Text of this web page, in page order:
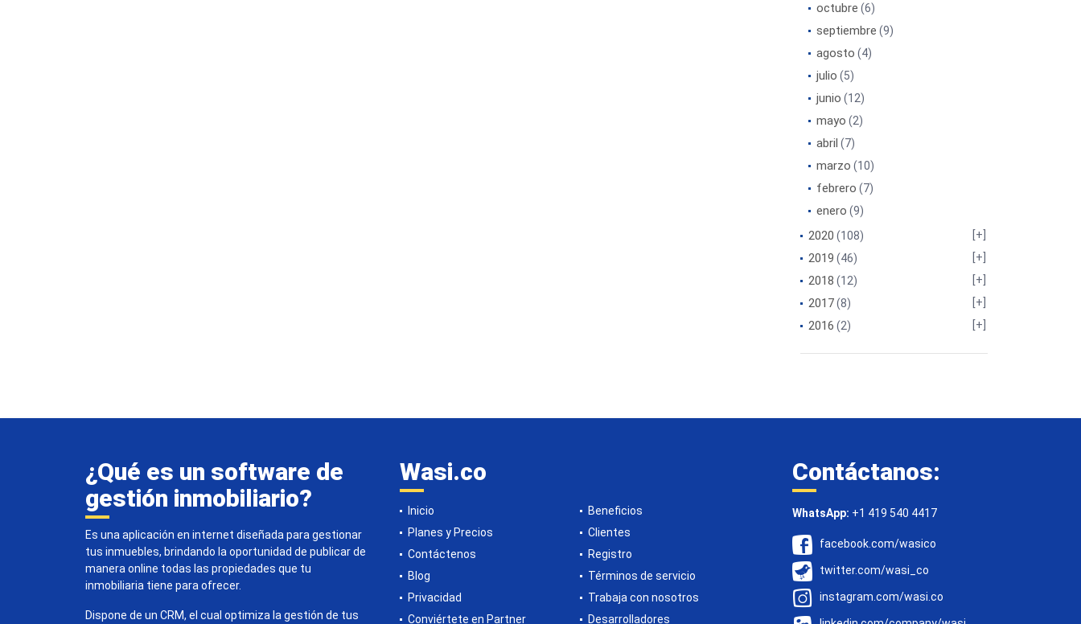
octubre (6)
septiembre (9)
agosto (4)
julio (5)
junio (12)
mayo (2)
abril (7)
marzo (10)
febrero (7)
enero (9)
2020 (108)
2019 (46)
2018 (12)
2017(8)
2016 (2)
¿Qué es un software de
gestión inmobiliario?
Es una aplicación en internet diseñada para gestionar
tus inmuebles, brindando la oportunidad de publicar de
manera online todas las propiedades que tu
inmobiliaria tiene para ofrecer.
Dispone de un CRM, el cual optimiza la gestión de tus
Wasi.co
Inicio
Beneficios
Planes y Precios
Clientes
Contáctenos
Registro
Blog
Términos de servicio
Privacidad
Trabaja con nosotros
Conviértete en Partner
Desarrolladores
Contáctanos:
WhatsApp: +1 419 540 4417
facebook.com/wasico
twitter.com/wasi_co
instagram.com/wasi.co